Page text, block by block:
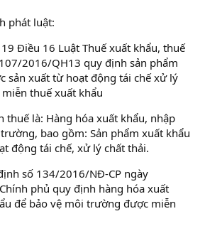
phát luật:
Điều 16 Luật Thuế xuất khẩu, thuế
2016/QH13 quy định sản phẩm
sản xuất từ hoạt động tái chế xử lý
thuế xuất khẩu
thuế là: Hàng hóa xuất khẩu, nhập
bao gồm: Sản phẩm xuất khẩu
động tái chế, xử lý chất thải.
số 134/2016/NĐ-CP ngày
phủ quy định hàng hóa xuất
để bảo vệ môi trường được miễn